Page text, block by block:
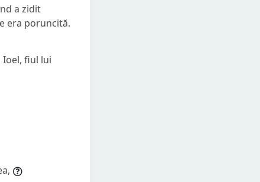
a zidit
era poruncită.
fiul lui